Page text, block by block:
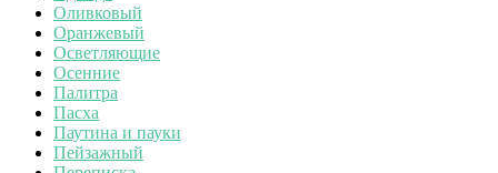
Оливковый
Оранжевый
Осветляющие
Осенние
Палитра
Пасха
Паутина и пауки
Пейзажный